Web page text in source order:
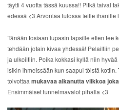
täytti 4 vuotta tässä kuussa!! Pitkä taival
edessä <3 Arvontaa tulossa teille
Tänään tosiaan lupasin lapsille etten tee
tehdään jotain kivaa yhdessä! Pelailtiin
ja ulkoiltiin. Poika kokkasi kyllä niin
isikin ihmeissään kun saapui töistä kotiin.
toivottaa mukavaa alkanutta viikkoa
Ensimmäiset tunnelmavalot pihalla <3